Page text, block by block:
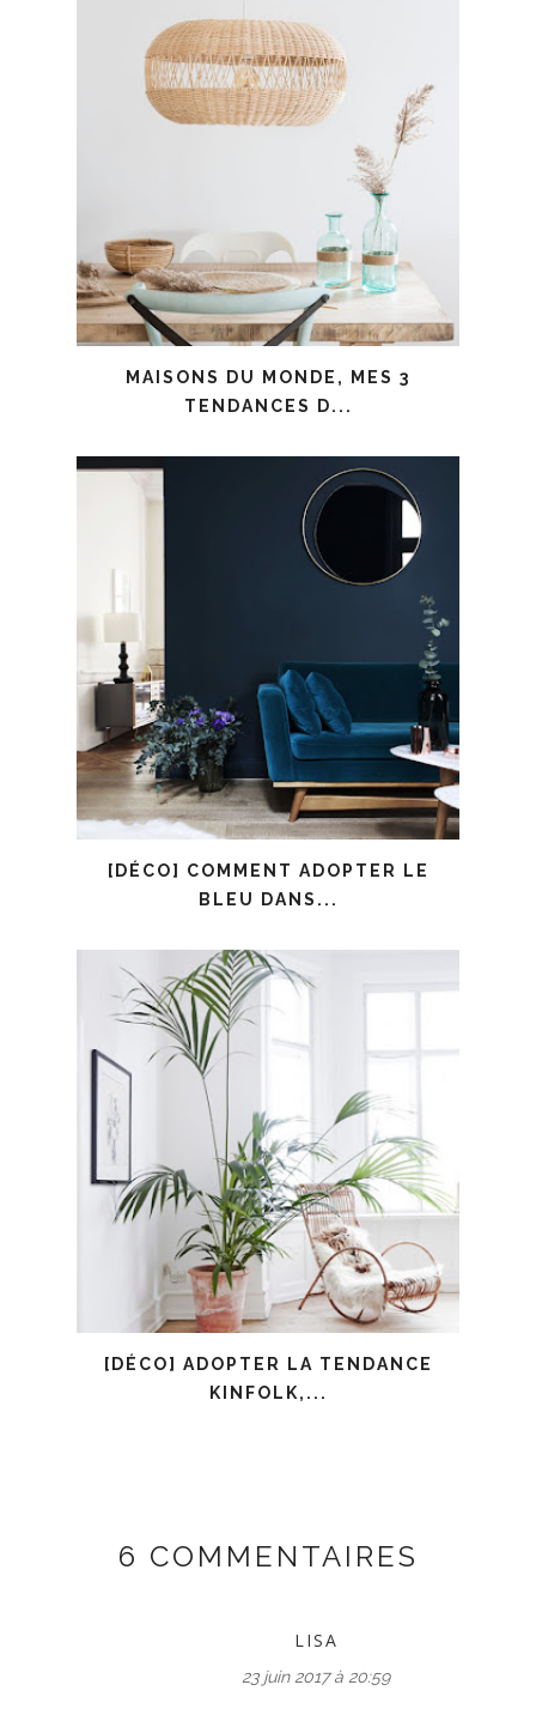
MAISONS DU MONDE, MES 3
TENDANCES D...
[DÉCO] COMMENT ADOPTER LE
BLEU DANS...
[DÉCO] ADOPTER LA TENDANCE
KINFOLK,...
6 COMMENTAIRES
LISA
23 juin 2017 à 20:59